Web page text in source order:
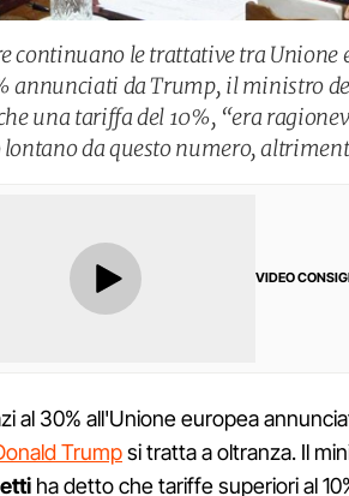
continuano le trattative tra Unione
annunciati da Trump, il ministro
una tariffa del 10%, “era
da questo numero,
VIDEO
al 30% all'Unione europea
Trumpsi tratta a oltranza. Il
ha detto che tariffe superiori al